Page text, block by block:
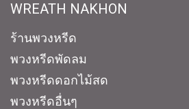
WREATH NAKHON
ร้านพวงหรีด
พวงหรีดพัดลม
พวงหรีดดอกไม้สด
พวงหรีดอื่นๆ